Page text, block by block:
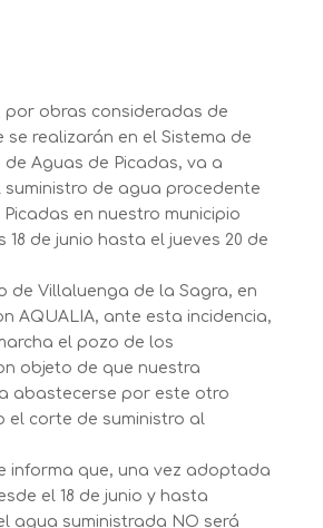
por obras consideradas de
se realizarán en el Sistema de
Aguas de Picadas, va a
suministro de agua procedente
en nuestro municipio
18 de junio hasta el jueves 20 de
de Villaluenga de la Sagra, en
AQUALIA, ante esta incidencia,
el pozo de los
objeto de que nuestra
abastecerse por este otro
el corte de suministro al
informa que, una vez adoptada
el 18 de junio y hasta
agua suministrada NO será